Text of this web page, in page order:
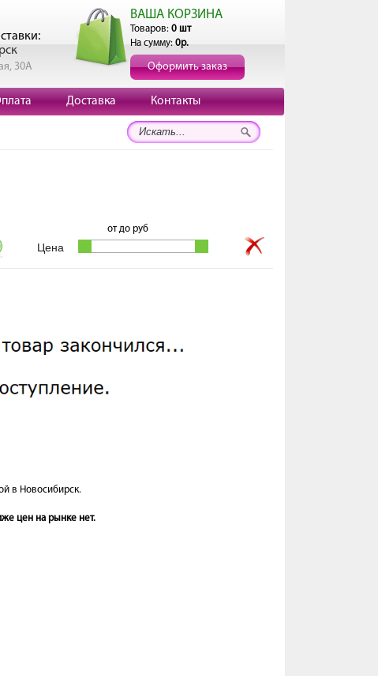
30А
ВАША КОРЗИНА
Товаров: 0 шт
На сумму: 0р.
Оформить заказ
Доставка Контакты
отдо руб
в Новосибирск.
цен на рынке нет.